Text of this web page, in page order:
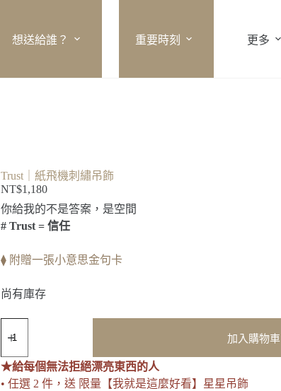
想送給誰？ 重要時刻 更多
Trust｜紙飛機刺繡吊飾
NT$1,180
你給我的不是答案，是空間
# Trust = 信任
⧫ 附贈一張小意思金句卡
尚有庫存
｜
飛
機
加入購物車
★給每個無法拒絕漂亮東西的人
• 任選 2 件，送 限量【我就是這麼好看】星星吊飾